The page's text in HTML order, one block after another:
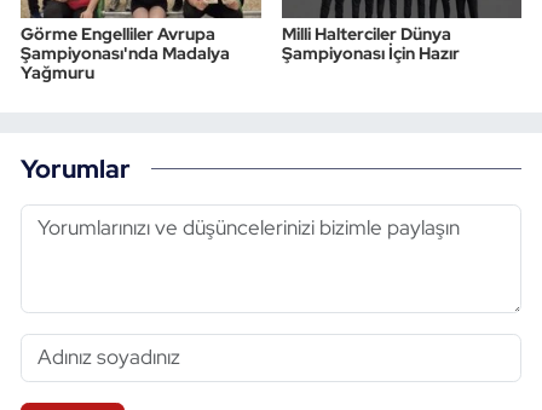
Görme Engelliler Avrupa
Şampiyonası'nda Madalya
Yağmuru
Milli Halterciler Dünya
Şampiyonası İçin Hazır
Yorumlar